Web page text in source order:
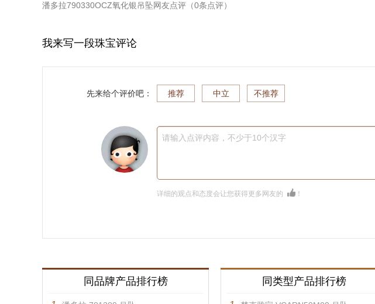
潘多拉790330OCZ氧化银吊坠网友点评（0条点评）
我来写一段珠宝评论
先来给个评价吧： 推荐 中立 不推荐
请输入点评内容，不少于10个汉字
详细的观点和态度会让您获得更多网友的 ！
同品牌产品排行榜 同类型产品排行榜